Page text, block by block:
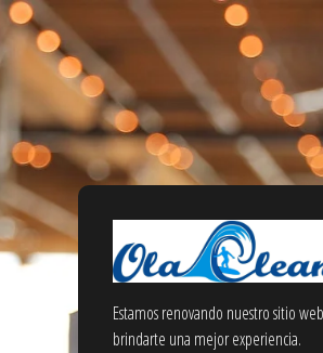
Estamos renovando nuestro sitio
brindarte una mejor experiencia.